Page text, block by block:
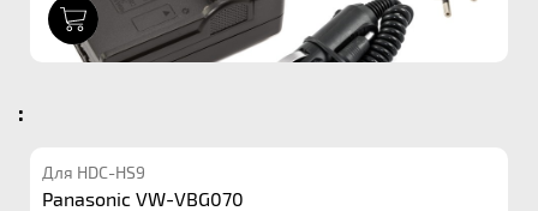
:
Для HDC-HS9
Panasonic VW-VBG070